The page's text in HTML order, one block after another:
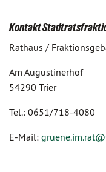
Kontakt
Rathaus /
Am Augustinerhof
54290 Trier
Tel.: 0651/718-4080
E-Mail: gruene.im.rat@